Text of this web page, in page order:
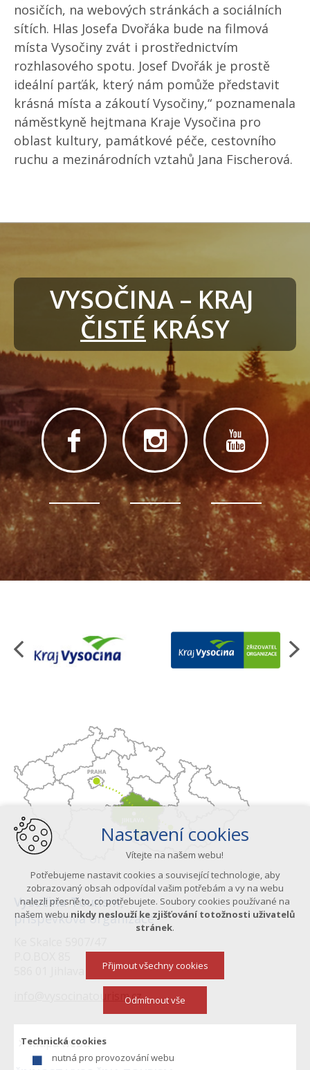
nosičích, na webových stránkách a sociálních
sítích. Hlas Josefa Dvořáka bude na filmová
místa Vysočiny zvát i prostřednictvím
rozhlasového spotu. Josef Dvořák je prostě
ideální parťák, který nám pomůže představit
krásná místa a zákoutí Vysočiny,“ poznamenala
náměstkyně hejtmana Kraje Vysočina pro
oblast kultury, památkové péče, cestovního
ruchu a mezinárodních vztahů Jana Fischerová.
VYSOČINA – KRAJ
ČISTÉ KRÁSY
Vysočina Tourism,
příspěvková organizace
info@vysocinatourism.cz
Mapa webu
Nastavení cookies
Vítejte na našem webu!
Potřebujeme nastavit cookies a související technologie, aby
zobrazovaný obsah odpovídal vašim potřebám a vy na webu
nalezli přesně to, co potřebujete. Soubory cookies používané na
našem webu nikdy neslouží ke zjišťování totožnosti uživatelů
stránek.
Technická cookies
nutná pro provozování webu
Přijmout všechny cookies
Odmítnout vše